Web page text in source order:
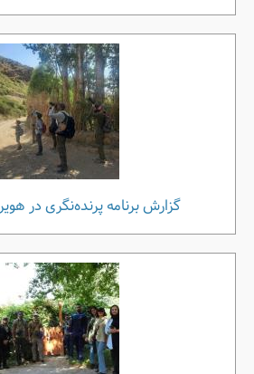
گزارش برنامه پرنده‌نگری در هویر | 8 تیر